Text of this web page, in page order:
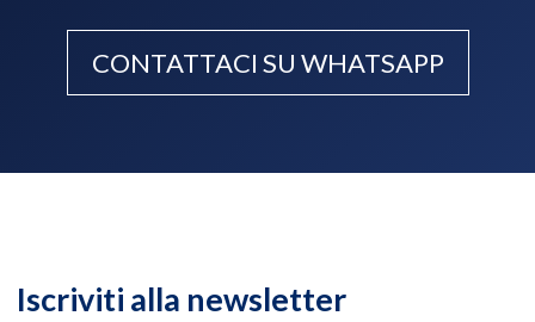
CONTATTACI SU WHATSAPP
Iscriviti alla newsletter